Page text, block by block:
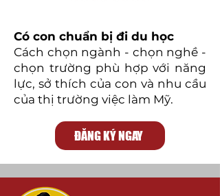
Có con chuẩn bị đi du học
Cách chọn ngành - chọn nghề -
chọn trường phù hợp với năng
lực, sở thích của con và nhu cầu
của thị trường việc làm Mỹ.
ĐĂNG KÝ NGAY